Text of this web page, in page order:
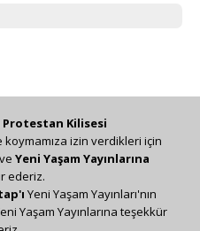
Protestan Kilisesi
izin verdikleri için
ve Yeni Yaşam Yayınlarına
ederiz.
Yeni Yaşam Yayınları'nın
Yaşam Yayınlarına teşekkür